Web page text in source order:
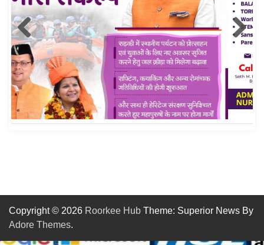
Roorkee Hub Post
Copyright © 2026 Roorkee Hub Theme: Superior News By
Adore Themes